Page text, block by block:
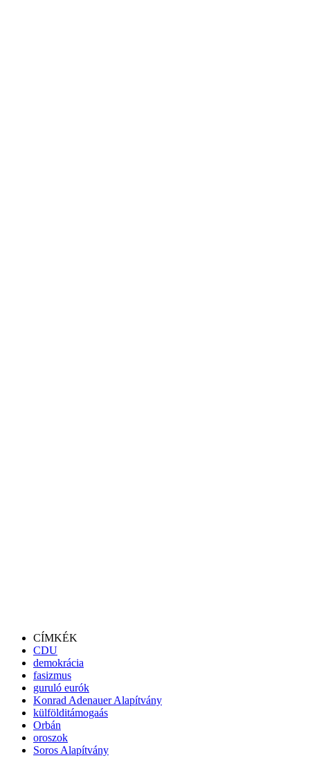
CÍMKÉK
CDU
demokrácia
fasizmus
guruló eurók
Konrad Adenauer Alapítvány
külfölditámogaás
Orbán
oroszok
Soros Alapítvány